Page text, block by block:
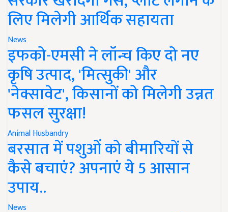
लिए मिलेगी आर्थिक सहायता
News
इफको-एमसी ने लॉन्च किए दो नए
कृषि उत्पाद, 'मित्सुकी' और
'नेक्सावेट', किसानों को मिलेगी उन्नत
फसल सुरक्षा!
Animal Husbandry
बरसात में पशुओं को बीमारियों से
कैसे बचाएं? अपनाएं ये 5 आसान
उपाय..
News